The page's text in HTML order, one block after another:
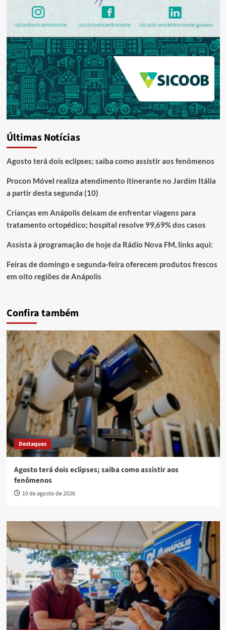
Últimas Notícias
Agosto terá dois eclipses; saiba como assistir aos fenômenos
Procon Móvel realiza atendimento itinerante no Jardim Itália
a partir desta segunda (10)
Crianças em Anápolis deixam de enfrentar viagens para
tratamento ortopédico; hospital resolve 99,69% dos casos
Assista à programação de hoje da Rádio Nova FM, links aqui:
Feiras de domingo e segunda-feira oferecem produtos frescos
em oito regiões de Anápolis
Confira também
Destaques
Agosto terá dois eclipses; saiba como assistir aos
fenômenos
10 de agosto de 2026